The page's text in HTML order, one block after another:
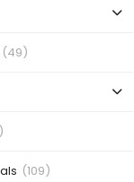
(49)
(109)